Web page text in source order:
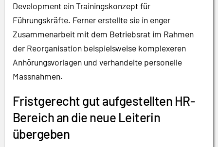
Development ein Trainingskonzept für
Führungskräfte. Ferner erstellte sie in enger
Zusammenarbeit mit dem Betriebsrat im Rahmen
der Reorganisation beispielsweise komplexeren
Anhörungsvorlagen und verhandelte personelle
Massnahmen.
Fristgerecht gut aufgestellten HR-
Bereich an die neue Leiterin
übergeben